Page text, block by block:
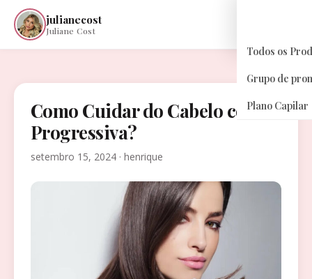
julianecost
Juliane Cost
Todos os
Grupo de
Plano Capilar
Como Cuidar do Cabelo com
Progressiva?
setembro 15, 2024 · henrique